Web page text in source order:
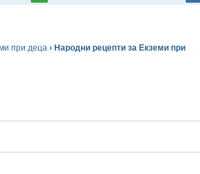
при деца › Народни рецепти за Екземи при